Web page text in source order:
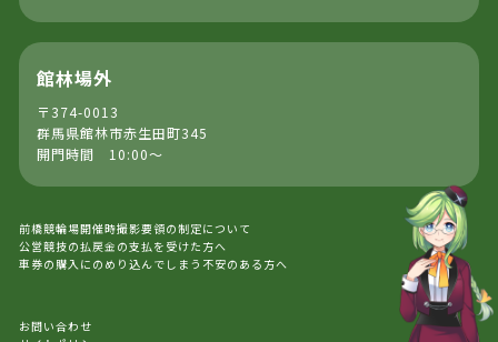
館林場外
〒374-0013
群馬県館林市赤生田町345
開門時間 10:00～
前橋競輪場開催時撮影要領の制定について
公営競技の払戻金の支払を受けた方へ
車券の購入にのめり込んでしまう不安のある方へ
お問い合わせ